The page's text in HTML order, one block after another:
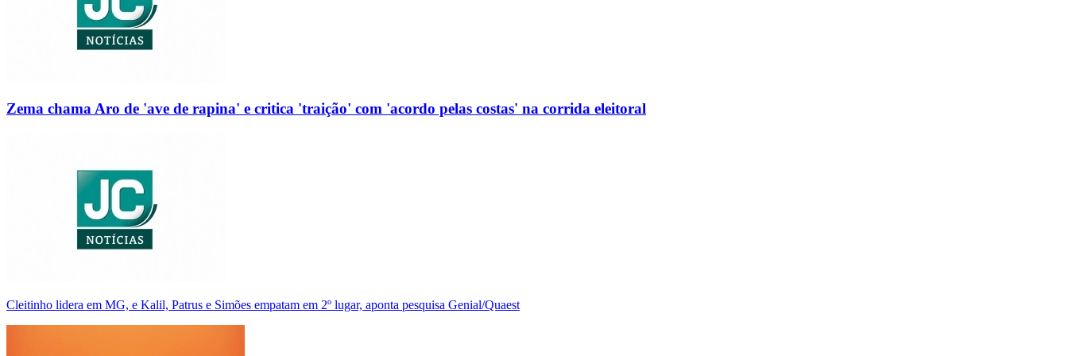
Zema chama Aro de 'ave de rapina' e critica 'traição' com 'acordo pelas costas' na corrida eleitoral
Cleitinho lidera em MG, e Kalil, Patrus e Simões empatam em 2º lugar, aponta pesquisa Genial/Quaest